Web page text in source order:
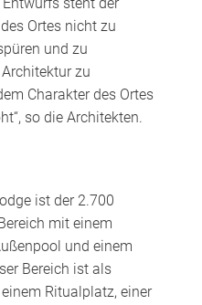
Ortes nicht zu
und zu
zu
Charakter des Ortes
so die Architekten.
ist der 2.700
mit einem
und einem
Bereich ist als
Ritualplatz, einer